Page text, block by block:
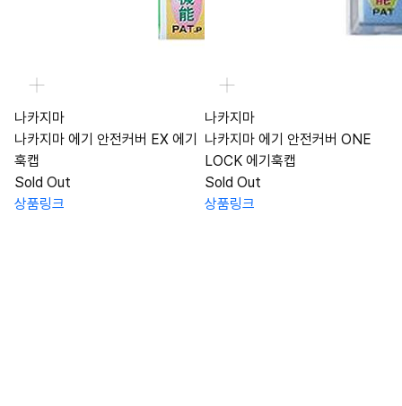
나카지마
나카지마 에기 안전커버 EX 에기
훅캡
Sold Out
상품링크
나카지마
나카지마 에기 안전커버 ONE
LOCK 에기훅캡
Sold Out
상품링크